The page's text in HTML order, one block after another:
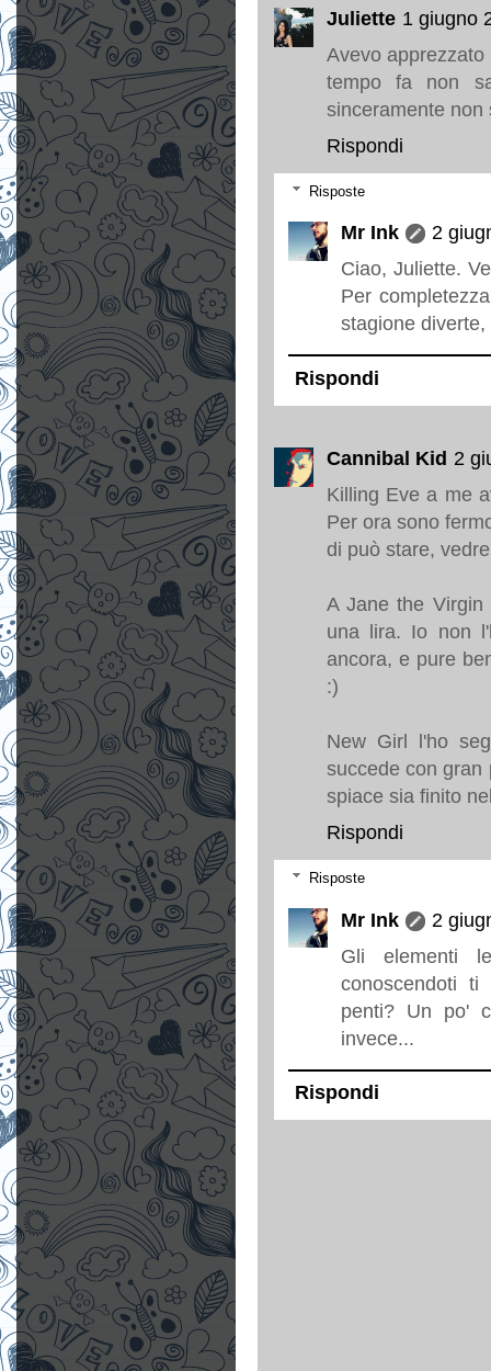
Juliette 1 giugno
Avevo
tempo fa non
sinceramente
Rispondi
Risposte
Mr Ink
2
Ciao, Juliette.
Per
stagione
Rispondi
Cannibal Kid 2
Killing Eve a me
Per ora sono
di può stare,
A Jane the Virgin
una lira. Io non
ancora, e pure
:)
New Girl l'ho
succede con gran
spiace sia finito
Rispondi
Risposte
Mr Ink
2
Gli elementi
conoscendoti
penti? Un po'
invece...
Rispondi